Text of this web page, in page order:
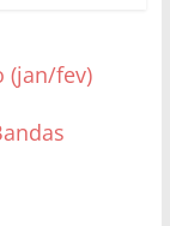
(jan/fev)